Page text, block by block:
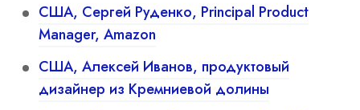
США, Сергей Руденко, Principal Product
Manager, Amazon
США, Алексей Иванов, продуктовый
дизайнер из Кремниевой долины